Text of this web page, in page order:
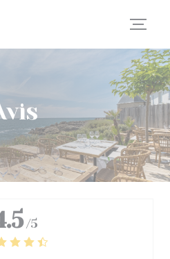
matière de cookies
/5